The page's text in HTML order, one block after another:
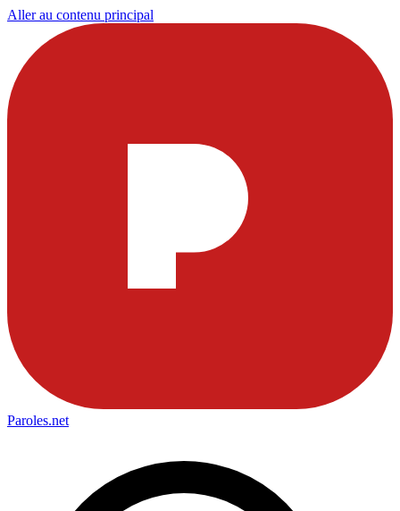
Aller au contenu principal
Paroles.net